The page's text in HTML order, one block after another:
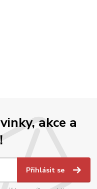
akce a
Přihlásit se